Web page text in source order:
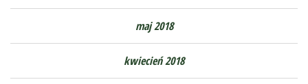
maj 2018
kwiecień 2018